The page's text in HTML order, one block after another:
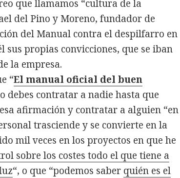
que llamamos “cultura de la
del Pino y Moreno, fundador de
del Manual contra el despilfarro en
sus propias convicciones, que se iban
la empresa.
“El manual oficial del buen
debes contratar a nadie hasta que
afirmación y contratar a alguien “en
trasciende y se convierte en la
mil veces en los proyectos en que he
sobre los costes todo el que tiene a
“, o que “podemos saber quién es el